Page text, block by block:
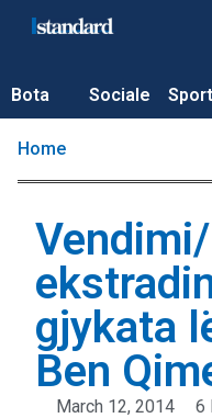
Bota Sociale Sport
Home
gjykata
Ben
March 12, 2014
6